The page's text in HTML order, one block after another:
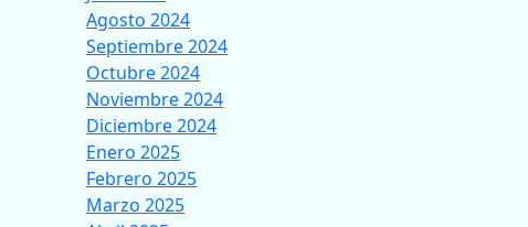
Agosto 2024
Septiembre 2024
Octubre 2024
Noviembre 2024
Diciembre 2024
Enero 2025
Febrero 2025
Marzo 2025